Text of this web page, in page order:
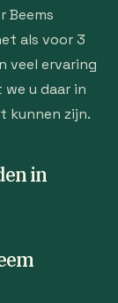
Beems
als voor 3
veel ervaring
u daar in
kunnen zijn.
in